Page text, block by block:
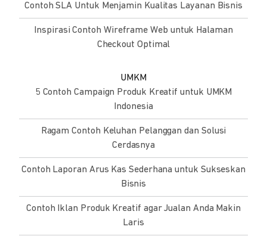
Contoh SLA Untuk Menjamin Kualitas Layanan Bisnis
Inspirasi Contoh Wireframe Web untuk Halaman
Checkout Optimal
UMKM
5 Contoh Campaign Produk Kreatif untuk UMKM
Indonesia
Ragam Contoh Keluhan Pelanggan dan Solusi
Cerdasnya
Contoh Laporan Arus Kas Sederhana untuk Sukseskan
Bisnis
Contoh Iklan Produk Kreatif agar Jualan Anda Makin
Laris